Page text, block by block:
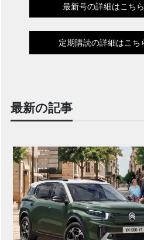
最新号の詳細はこちら
定期購読の詳細はこち
最新の記事